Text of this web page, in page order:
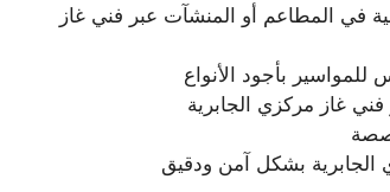
في المطاعم أو المنشآت عبر فني غاز
بأجود الأنواع
غاز مركزي الجابرية
الجابرية بشكل آمن ودقيق